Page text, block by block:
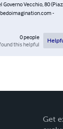
Vecchio, 80
-
0people
this helpful
Get